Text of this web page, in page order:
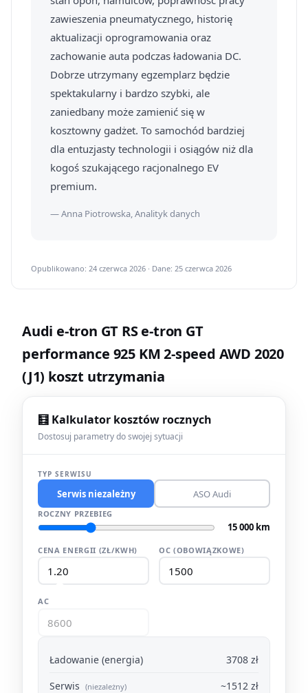
zawieszenia pneumatycznego, historię
aktualizacji oprogramowania oraz
zachowanie auta podczas ładowania DC.
Dobrze utrzymany egzemplarz będzie
spektakularny i bardzo szybki, ale
zaniedbany może zamienić się w
kosztowny gadżet. To samochód bardziej
dla entuzjasty technologii i osiągów niż dla
kogoś szukającego racjonalnego EV
premium.
— Anna Piotrowska, Analityk danych
Opublikowano: 24 czerwca 2026 · Dane: 25 czerwca 2026
Audi e-tron GT RS e-tron GT
performance 925 KM 2-speed AWD 2020
(J1) koszt utrzymania
🧮 Kalkulator kosztów rocznych
Dostosuj parametry do swojej sytuacji
TYP SERWISU
Serwis niezależny ASO Audi
ROCZNY PRZEBIEG
15 000 km
CENA ENERGII (ZŁ/KWH) OC (OBOWIĄZKOWE)
AC
Ładowanie (energia)
3708 zł
Serwis (niezależny)
~1512 zł